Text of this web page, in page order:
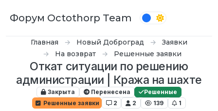
Форум Octothorp Team
Главная Новый Доброград
Заявки
На возврат
Решенные заявки
Откат ситуации по решению
администрации | Кража на шахте
Закрыта Перенесена
Решенные
Решенные заявки
2 2 139 1